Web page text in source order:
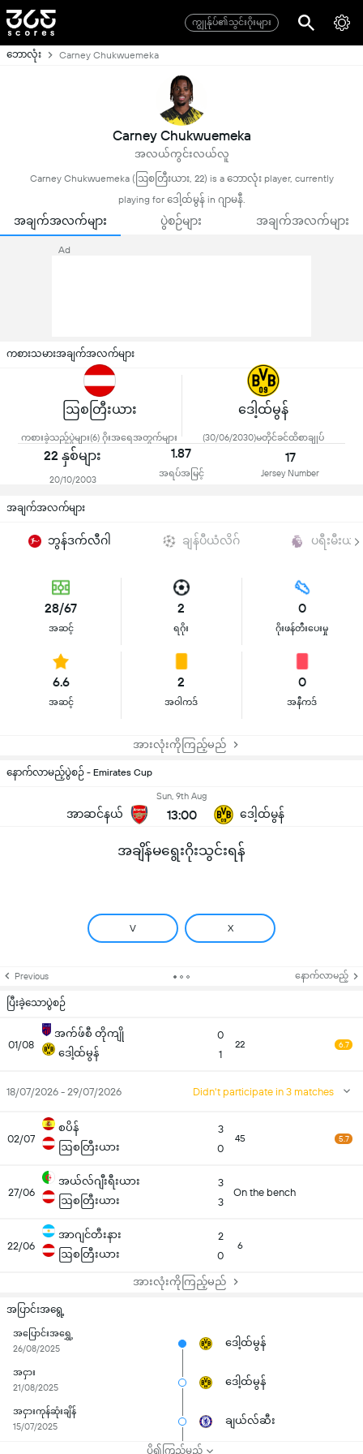
ကျွုန်ုပ်၏သွင်းဂိုးများ
ဘောလုံး Carney Chukwuemeka
Carney Chukwuemeka
အလယ်ကွင်းလယ်လူ
Carney Chukwuemeka (ဩစတြီးယား, 22) is a ဘောလုံး player, currently
playing for ဒေါ့ထ်မွန် in ဂျာမနီ.
အချက်အလက်များ ပွဲစဉ်များ အချက်အလက်များ
Ad
ကစားသမားအချက်အလက်များ
ဩစတြီးယား
ကစားခဲ့သည့်ပွဲများ(6) ဂိုးအရေအတွက်များ
ဒေါ့ထ်မွန်
(30/06/2030)မတိုင်ခင်ထိစာချုပ်
22 နှစ်များ
20/10/2003
1.87
အရပ်အမြင့်
17
Jersey Number
အချက်အလက်များ
ဘွန်ဒက်လီဂါ ချန်ပီယံလိဂ် ပရီးမီးယာ
28/67
အဆင့်
2
ရဂိုး
0
ဂိုးဖန်တီးပေးမှု
6.6
အဆင့်
2
အဝါကဒ်
0
အနီကဒ်
အားလုံးကိုကြည့်မည်
နောက်လာမည့်ပွဲစဉ် - Emirates Cup
အာဆင်နယ်
Sun, 9th Aug
13:00 ဒေါ့ထ်မွန်
အချိန်မရွေးဂိုးသွင်းရန်
V X
Previous နောက်လာမည့်
ပြီးခဲ့သောပွဲစဉ်
01/08
အက်ဖ်စီ တိုကျို
ဒေါ့ထ်မွန်
0
1
22 6.7
18/07/2026 - 29/07/2026 Didn't participate in 3 matches
02/07
စပိန်
ဩစတြီးယား
3
0
45 5.7
27/06
အယ်လ်ဂျီးရီးယား
ဩစတြီးယား
3
3
On the bench
22/06
အာဂျင်တီးနား
ဩစတြီးယား
2
0
6
အားလုံးကိုကြည့်မည်
အပြာင်းအရွေ့
အပြောင်းအရွှေ့
26/08/2025
ဒေါ့ထ်မွန်
အငှား
21/08/2025
ဒေါ့ထ်မွန်
အငှားကုန်ဆုံးချိန်
15/07/2025
ချယ်လ်ဆီး
ပို၍ကြည့်မည်